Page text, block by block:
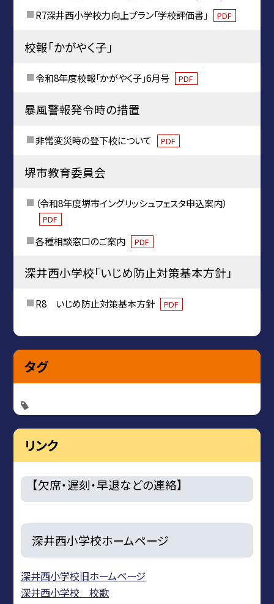
R7深井西小学校力向上プラン「学校評価書」 PDF
校報「かがやく子」
令和8年度校報「かがやく子」6月号 PDF
暴風警報発令時の措置
非常変災時の登下校について PDF
堺市教育委員会
（令和8年度堺市イングリッシュフェスタ申込案内）
PDF
各種相談窓口のご案内 PDF
深井西小学校「いじめ防止対策基本方針」
R8 いじめ防止対策基本方針 PDF
タグ
リンク
【欠席・遅刻・早退などの連絡】
深井西小学校ホームページ
深井西小学校旧ホームページ
深井西小学校 校歌